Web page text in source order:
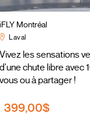
iFLY Montréal
Laval
Vivez les sensations
d'une chute libre avec
vous ou à partager !
399,00$